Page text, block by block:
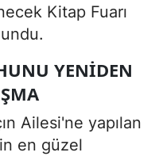
Kitap Fuarı
YENIDEN
Ailesi'ne yapılan
en güzel